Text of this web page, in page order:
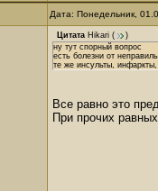
Дата: Понедельник,
Цитата Hikari (
)
ну тут спорный вопрос
есть болезни от
те же инсульты,
Все равно это
При прочих